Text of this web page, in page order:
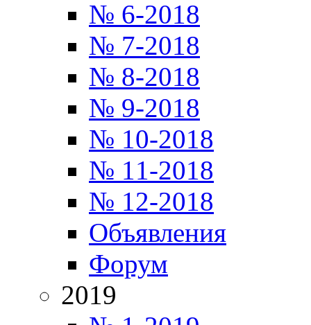
№ 6-2018
№ 7-2018
№ 8-2018
№ 9-2018
№ 10-2018
№ 11-2018
№ 12-2018
Объявления
Форум
2019